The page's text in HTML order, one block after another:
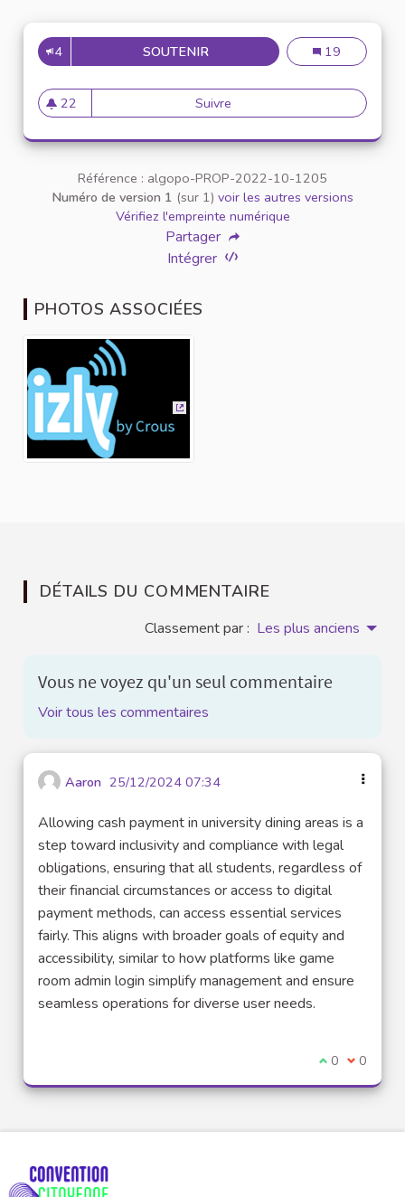
4 SOUTENIRAUTORISER LE PAIEMENT EN
Autoriser le
19
22
22 abonnés
Suivre Autoriser le paiement en
Référence : algopo-PROP-2022-10-1205
Numéro de version 1 (sur 1) voir les autres versions
Vérifiez l'empreinte numérique
Partager
Intégrer
PHOTOS ASSOCIÉES
DÉTAILS DU COMMENTAIRE
Classement par : Les plus anciens
Vous ne voyez qu'un seul commentaire
Voir tous les commentaires
Aaron 25/12/2024 07:34
Allowing cash payment in university dining areas is a
step toward inclusivity and compliance with legal
obligations, ensuring that all students, regardless of
their financial circumstances or access to digital
payment methods, can access essential services
fairly. This aligns with broader goals of equity and
accessibility, similar to how platforms like game
room admin login simplify management and ensure
seamless operations for diverse user needs.
Je suis
0 Je ne
0